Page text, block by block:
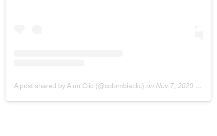
A post shared by A un Clic (@colombiaclic) on Nov 7, 2020 at 6:40am PST